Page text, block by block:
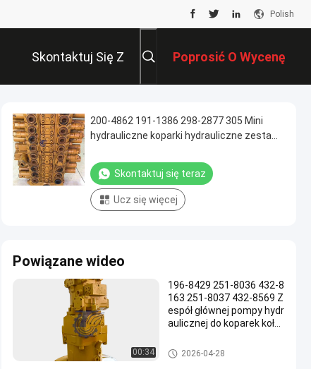
Polish
Skontaktuj Się Z
Nami
Poprosić O Wycenę
200-4862 191-1386 298-2877 305 Mini
hydrauliczne koparki hydrauliczne zestaw
Skontaktuj się teraz
Ucz się więcej
Powiązane wideo
00:34
196-8429 251-8036 432-8
163 251-8037 432-8569 Z
espół głównej pompy hydr
aulicznej do koparek koło
okiej jakości części zamie
nne do dużych obciążeń
Pompa hydrauliczna koparki
2026-04-28